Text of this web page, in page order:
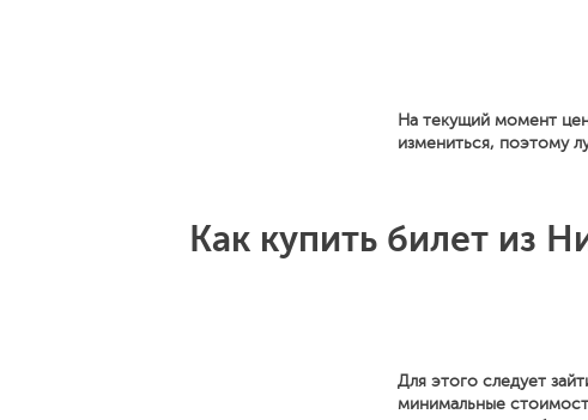
На текущий момент
измениться, поэтому
Как купить билет из
Для этого следует
минимальные